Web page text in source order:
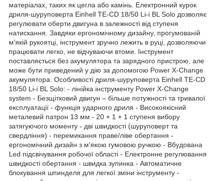
матеріалах, таких як цегла або камінь. Електронний курок
дриля-шуруповерта Einhell TE-CD 18/50 Li-i BL Solo дозволяє
регулювати оберти двигуна в залежності від ступеня
натискання. Завдяки ергономічному дизайну, прогумованій
м'якій рукоятці, інструмент зручно лежить в руці, дозволяючи
працювати легко, не відчуваючи втоми. Інструмент
поставляється без акумулятора та зарядного пристрою, але
може бути приведений у дію за допомогою Power X-Change
акумулятора. Особливості дриля-шуруповерта Einhell TE-CD
18/50 Li-i BL Solo: - лінійка інструменту Power X-Change
system - Безщітковий двигун – більше потужності та тривалої
експлуатації - функція ударного дриля - Високоякісний
металевий патрон 13 мм - 20 + 1 + 1 ступеня вибору
затягуючого моменту - дві швидкості (шуруповерт та
свердління) - перемикання праве/ліве обертання -
ергономічний дизайн з м'якою гумовою ручкою - Вбудована
Led підсвічування робочої області - Електронне регулювання
швидкості обертання - швидка зупинка - Автоматичне
блокування шпинделя для легкої зміни інструменту -